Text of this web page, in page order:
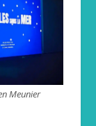
Meunier